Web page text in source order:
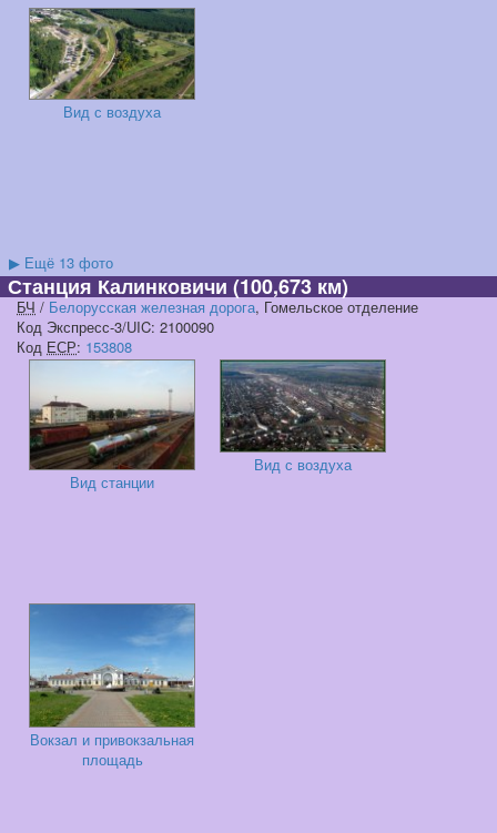
Вид с воздуха
▶ Ещё 13 фото
Станция Калинковичи(100,673 км)
БЧ / Белорусская железная дорога, Гомельское отделение
Код Экспресс-3/UIC: 2100090
Код ЕСР: 153808
Вид станции
Вид с воздуха
Вокзал и привокзальная
площадь